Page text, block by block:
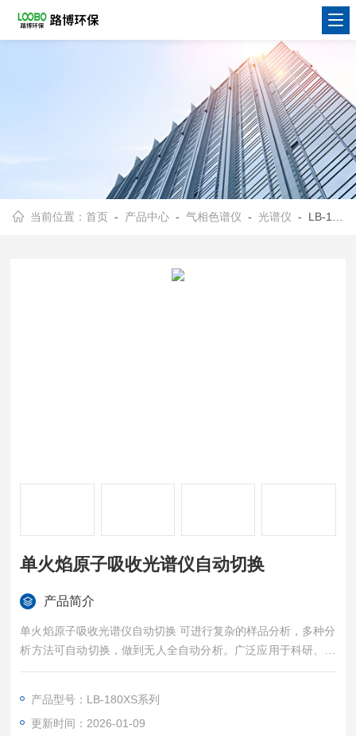
当前位置：首页 - 产品中心 -气相色谱仪 -光谱仪 - LB-180XS系列单火焰原子吸收光谱仪自动切换
单火焰原子吸收光谱仪自动切换
产品简介
单火焰原子吸收光谱仪自动切换 可进行复杂的样品分析，多种分
析方法可自动切换，做到无人全自动分析。广泛应用于科研、质
检、疾控、环保、冶金、农林、化工等行业。
产品型号：LB-180XS系列
更新时间：2026-01-09